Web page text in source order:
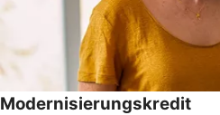
Modernisierungskredit